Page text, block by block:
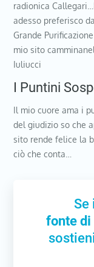
radionica
adesso preferisco
Grande
mio sito
Iuliucci
I Puntini
Il mio cuore ama i
del giudizio so che
sito rende felice la
ciò che conta…
Se
fonte di